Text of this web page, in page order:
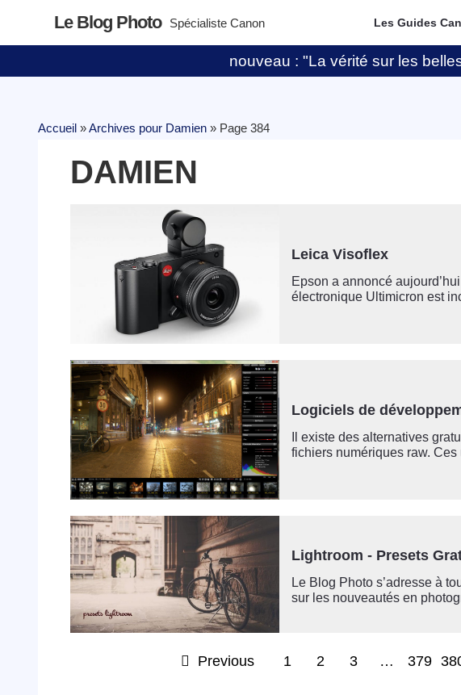
Le Blog Photo Spécialiste Canon Les Guides
nouveau : "La vérité sur les
Accueil »Archives pour Damien » Page 384
DAMIEN
Leica Visoflex
Epson a annoncé
électronique Ultimicron est
Logiciels de
Il existe des alternatives
fichiers numériques raw. Ces
Lightroom - Presets
Le Blog Photo s’adresse à
sur les nouveautés en
Previous 1 2 3 … 379